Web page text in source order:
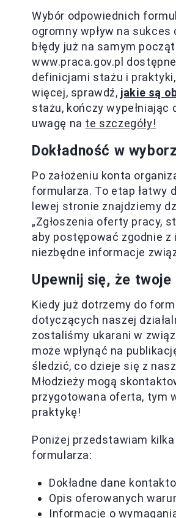
Wybór odpowiednich
ogromny wpływ na sukces
błędy już na samym
www.praca.gov.pl
definicjami stażu i
więcej, sprawdź, jakie są
stażu, kończy
uwagę na te szczegóły!
Dokładność w
Po założeniu konta
formularza. To etap łatwy
lewej stronie znajdziemy
„Zgłoszenia oferty pracy,
aby postępować zgodnie
niezbędne informacje
Upewnij się, że
Kiedy już dotrzemy do
dotyczących naszej
zostaliśmy ukarani w
może wpłynąć na
śledzić, co dzieje się z
Młodzieży mogą
przygotowana oferta, tym
praktykę!
Poniżej przedstawiam
formularza:
Dokładne dane
Opis oferowanych
Informacje o